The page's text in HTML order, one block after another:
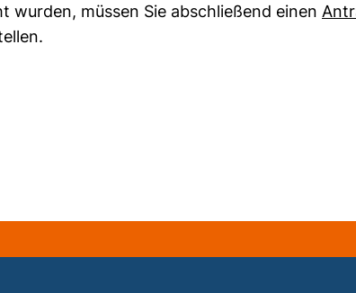
wurden, müssen Sie abschließend einen
Link, öffnet neues Fenster)